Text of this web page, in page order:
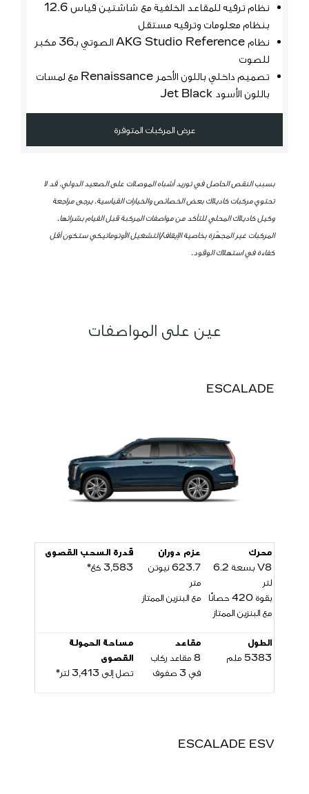
نظام ترفيه للمقاعد الخلفية مع شاشتين قياس 12.6
بنظام معلومات وترفيه مستقل
نظام AKG Studio Reference الصوتي بـ36 مكبر
للصوت
تصميم داخلي باللون الأحمر Renaissance مع لمسات
باللون الأسود Jet Black
عرض المركبات المتوفرة
بسبب النقص الحاصل في توريد أشباه الموصلات على الصعيد الدولي، قد لا
تحتوي مركبات كاديلاك بعض الخصائص والخيارات القياسية. يرجى مراجعة
وكيل كاديلاك المحلي للتأكد من مواصفات المركبة قبل القيام بشرائها.
المركبات غير المجهّزة بخاصية الإيقاف/التشغيل الأوتوماتيكي ستكون أقل
كفاءة في استهلاك الوقود.​
عين على المواصفات
ESCALADE
محرك
V8 بسعة 6.2
لتر
بقوة 420 حصانًا
مع البنزين الممتاز
عزم دوران
623.7 نيوتن
متر
مع البنزين الممتاز
قدرة السحب القصوى
3,583 كغ*
الطول
5383 ملم
مقاعد
في 3 صفوف
مساحة الحمولة
القصوى
تصل إلى3,413لتر*
ESCALADE ESV